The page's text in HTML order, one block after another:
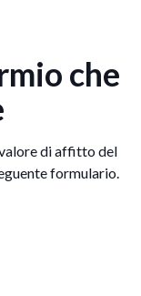
che
di affitto del
formulario.